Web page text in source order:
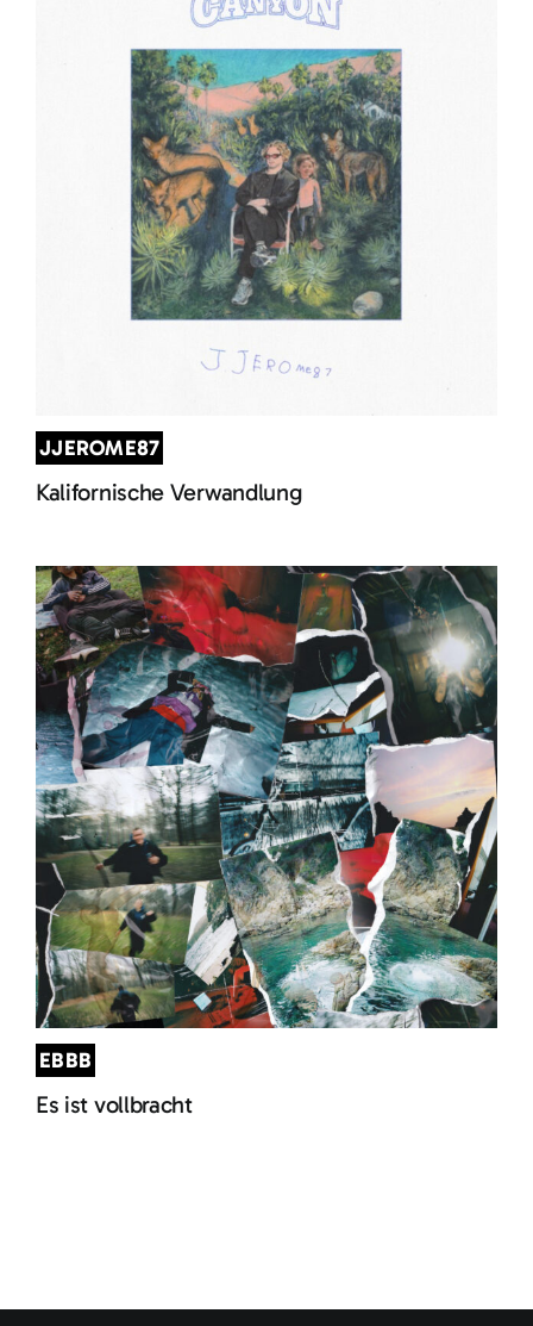
JJEROME87
Kalifornische Verwandlung
EBBB
Es ist vollbracht